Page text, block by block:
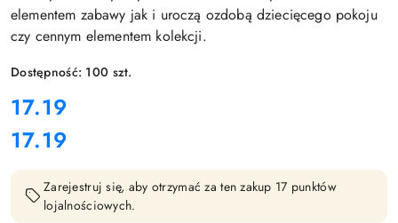
elementem zabawy jak i uroczą ozdobą dziecięcego pokoju
czy cennym elementem kolekcji.
Dostępność: 100 szt.
cena:
17.19
Cena:
17.19
Zarejestruj się, aby otrzymać za ten zakup 17 punktów
lojalnościowych.